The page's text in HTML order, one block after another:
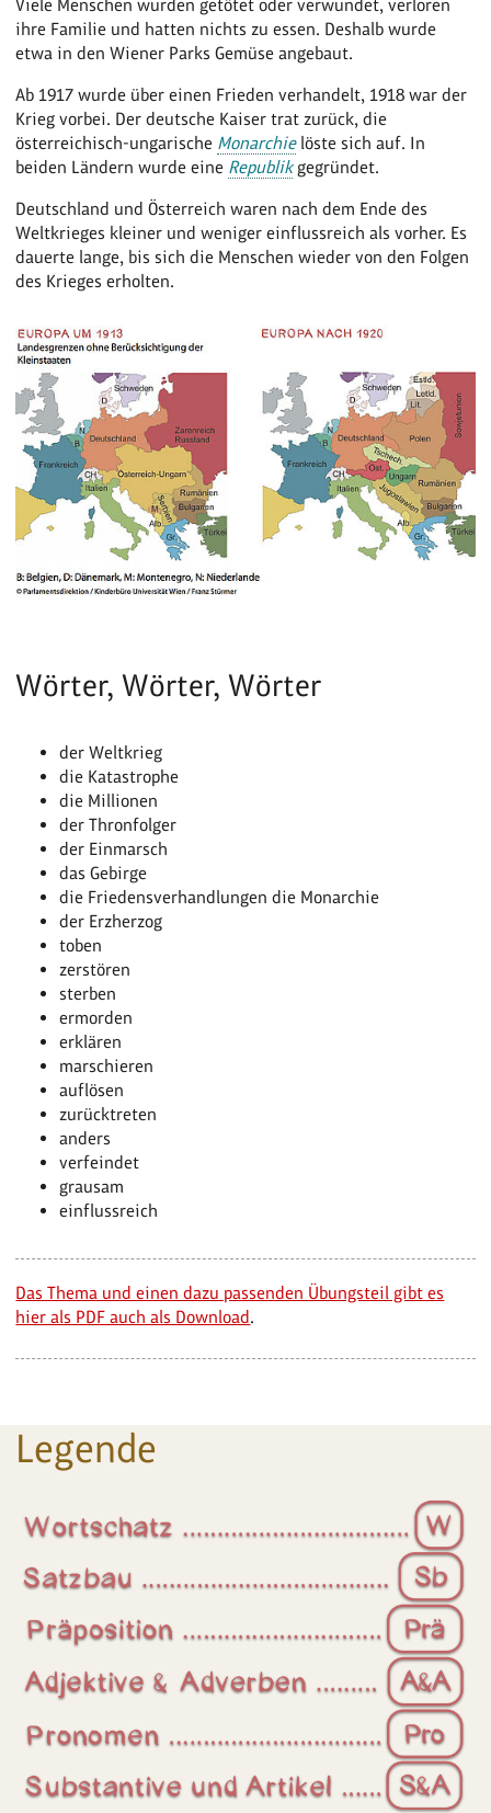
Viele Menschen wurden getötet oder verwundet, verloren
ihre Familie und hatten nichts zu essen. Deshalb wurde
etwa in den Wiener Parks Gemüse angebaut.
Ab 1917 wurde über einen Frieden verhandelt, 1918 war der
Krieg vorbei. Der deutsche Kaiser trat zurück, die
österreichisch-ungarische Monarchielöste sich auf. In
beiden Ländern wurde eine Republikgegründet.
Deutschland und Österreich waren nach dem Ende des
Weltkrieges kleiner und weniger einflussreich als vorher. Es
dauerte lange, bis sich die Menschen wieder von den Folgen
des Krieges erholten.
Wörter, Wörter, Wörter
der Weltkrieg
die Katastrophe
die Millionen
der Thronfolger
der Einmarsch
das Gebirge
die Friedensverhandlungen die Monarchie
der Erzherzog
toben
zerstören
sterben
ermorden
erklären
marschieren
auflösen
zurücktreten
anders
verfeindet
grausam
einflussreich
Das Thema und einen dazu passenden Übungsteil gibt es
hier als PDF auch als Download.
Legende